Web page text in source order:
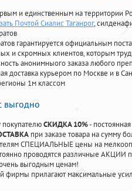
и единственным на территории
Почтой Сиалис Таганрог,
гарантируется официальным
и скромных клиентов, которым
анонимныого заказа любого
доставка курьером по Москве и в
1м классом
выгодно
СКИДКА 10%-
при заказе товара на сумму
СПЕЦИАЛЬНЫЕ цены на
проводятся различные
выгодным ценам!
фирмы прилагают максимальные